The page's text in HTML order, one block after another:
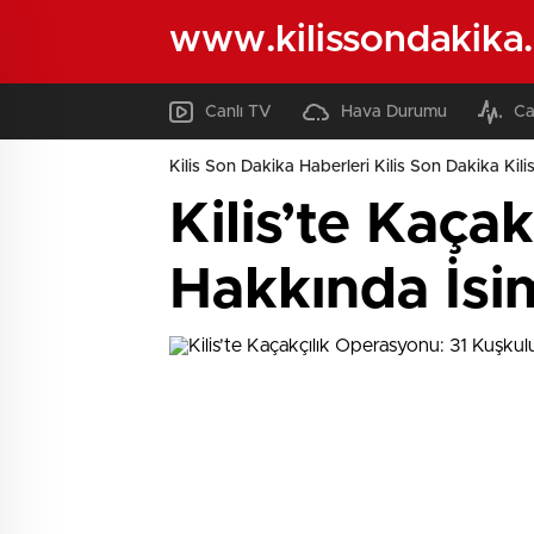
Canlı TV Hava Durumu
Kilis Son Dakika Haberleri Kilis Son Dakika
Kilis’te
Hakkında